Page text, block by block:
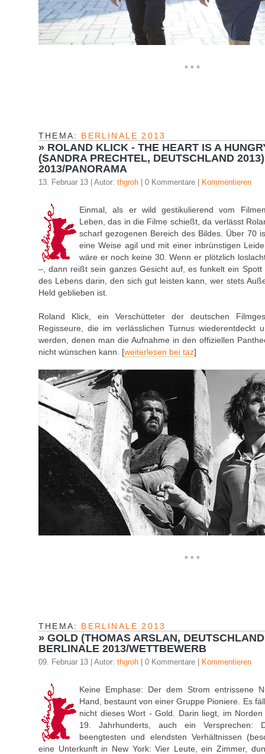
° ° °
THEMA: BERLINALE 2013
» ROLAND KLICK - THE HEART IS A
(SANDRA PRECHTEL, DEUTSCHLAND
2013/PANORAMA
13. Februar 13 | Autor: thgroh | 0 Kommentare | Kommentieren
Einmal, als er wild gestikulierend vom
Leben, das in die Filme schießt, da verlässt
scharf gezogenen Bereich des Bildes. Über 70
eine Weise agil und mit einer inbrünstigen
wäre er noch keine 30. Wenn er plötzlich
–, dann reißt sein ganzes Gesicht auf, es funkelt ein Spott
des Lebens darin, den sich gut leisten kann, wer stets
Held geblieben ist.
Roland Klick, ein Verschütteter der deutschen
Regisseure, die im verlässlichen Turnus wiederentdeckt
werden, denen man die Aufnahme in den offiziellen
nicht wünschen kann. [weiterlesen bei taz]
° ° °
THEMA: BERLINALE 2013
» GOLD (THOMAS ARSLAN,
BERLINALE 2013/WETTBEWERB
09. Februar 13 | Autor: thgroh | 0 Kommentare | Kommentieren
Keine Emphase: Der dem Strom entrissene
Hand, bestaunt von einer Gruppe Pioniere. Es
nicht dieses Wort - Gold. Darin liegt, im
19. Jahrhunderts, auch ein Versprechen:
beengtesten und elendsten Verhältnissen
eine Unterkunft in New York: Vier Leute, ein Zimmer,